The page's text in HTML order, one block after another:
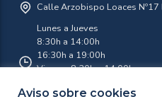
Aviso sobre cookies
Calle Arzobispo Loaces
Lunes a Jueves
8:30h a 14:00h
16:30h a 19:00h
Viernes 8:30h a 14:00h
Agosto 8:30 a 14:00 Lunes a